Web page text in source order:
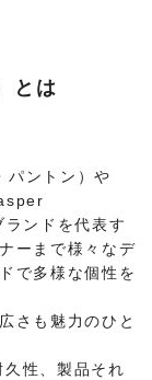
とは
ントン）や
ンドを代表す
ーまで様々なデ
で多様な個性を
さも魅力のひと
性、製品それ